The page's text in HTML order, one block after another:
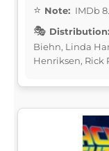
Note: IMDb
Distribution:
Biehn, Linda
Henriksen, Rick